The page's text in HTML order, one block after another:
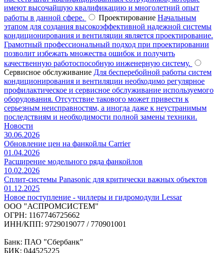
имеют высочайшую квалификацию и многолетний опыт
работы в данной сфере.
Проектирование Начальным
этапом для создания высокоэффективной надежной системы
кондиционирования и вентиляции является проектирование.
Грамотный профессиональный подход при проектировании
позволит избежать множества ошибок и получить
качественную работоспособную инженерную систему.
Сервисное обслуживание Для бесперебойной работы систем
кондиционирования и вентиляции необходимо регулярное
профилактическое и сервисное обслуживание используемого
оборудования. Отсутствие такового может привести к
серьезным неисправностям, а иногда даже к неустранимым
последствиям и необходимости полной замены техники.
Новости
30.06.2026
Обновление цен на фанкойлы Carrier
01.04.2026
Расширение модельного ряда фанкойлов
10.02.2026
Сплит-системы Panasonic для критически важных объектов
01.12.2025
Новое поступление - чиллеры и гидромодули Lessar
ООО "АСПРОМСИСТЕМ"
ОГРН: 1167746725662
ИНН/КПП: 9729019077 / 770901001
Банк: ПАО "Сбербанк"
БИК: 044525225